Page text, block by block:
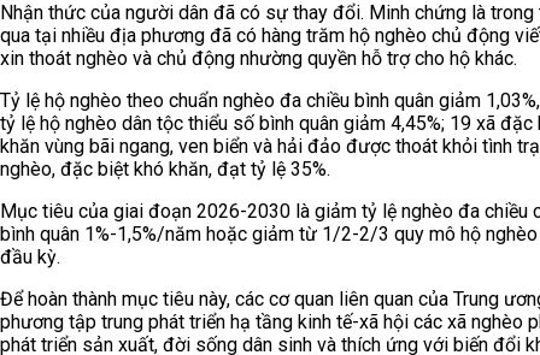
Nhận thức của người dân đã có sự thay đổi. Minh chứng là trong
qua tại nhiều địa phương đã có hàng trăm hộ nghèo chủ động
xin thoát nghèo và chủ động nhường quyền hỗ trợ cho hộ khác.
Tỷ lệ hộ nghèo theo chuẩn nghèo đa chiều bình quân giảm
tỷ lệ hộ nghèo dân tộc thiểu số bình quân giảm 4,45%; 19 xã đặc
khăn vùng bãi ngang, ven biển và hải đảo được thoát khỏi tình
nghèo, đặc biệt khó khăn, đạt tỷ lệ 35%.
Mục tiêu của giai đoạn 2026-2030 là giảm tỷ lệ nghèo đa chiều
bình quân 1%-1,5%/năm hoặc giảm từ 1/2-2/3 quy mô hộ
đầu kỳ.
Để hoàn thành mục tiêu này, các cơ quan liên quan của Trung
phương tập trung phát triển hạ tầng kinh tế-xã hội các xã nghèo
phát triển sản xuất, đời sống dân sinh và thích ứng với biến đổi